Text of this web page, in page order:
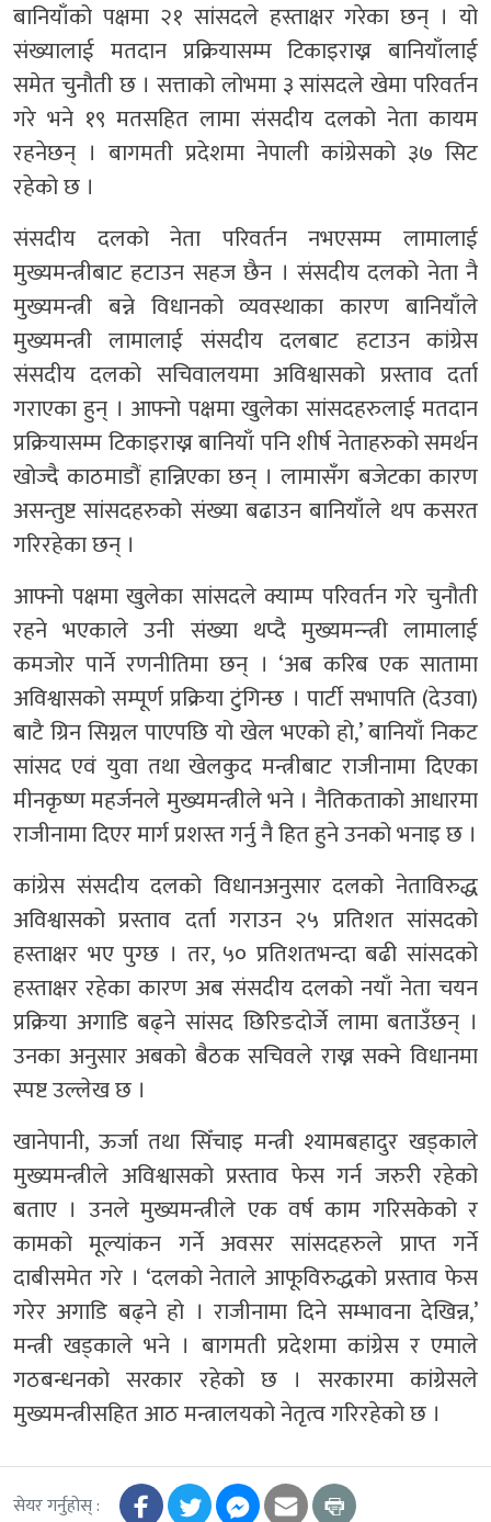
बानियाँको पक्षमा २१ सांसदले हस्ताक्षर गरेका छन् । यो
संख्यालाई मतदान प्रक्रियासम्म टिकाइराख्न बानियाँलाई
समेत चुनौती छ । सत्ताको लोभमा ३ सांसदले खेमा परिवर्तन
गरे भने १९ मतसहित लामा संसदीय दलको नेता कायम
रहनेछन् । बागमती प्रदेशमा नेपाली कांग्रेसको ३७ सिट
रहेको छ ।
संसदीय दलको नेता परिवर्तन नभएसम्म लामालाई
मुख्यमन्त्रीबाट हटाउन सहज छैन । संसदीय दलको नेता नै
मुख्यमन्त्री बन्ने विधानको व्यवस्थाका कारण बानियाँले
मुख्यमन्त्री लामालाई संसदीय दलबाट हटाउन कांग्रेस
संसदीय दलको सचिवालयमा अविश्वासको प्रस्ताव दर्ता
गराएका हुन् । आफ्नो पक्षमा खुलेका सांसदहरुलाई मतदान
प्रक्रियासम्म टिकाइराख्न बानियाँ पनि शीर्ष नेताहरुको समर्थन
खोज्दै काठमाडौं हान्निएका छन् । लामासँग बजेटका कारण
असन्तुष्ट सांसदहरुको संख्या बढाउन बानियाँले थप कसरत
गरिरहेका छन् ।
आफ्नो पक्षमा खुलेका सांसदले क्याम्प परिवर्तन गरे चुनौती
रहने भएकाले उनी संख्या थप्दै मुख्यमन्न्त्री लामालाई
कमजोर पार्ने रणनीतिमा छन् । ‘अब करिब एक सातामा
अविश्वासको सम्पूर्ण प्रक्रिया टुंगिन्छ । पार्टी सभापति (देउवा)
बाटै ग्रिन सिग्नल पाएपछि यो खेल भएको हो,’ बानियाँ निकट
सांसद एवं युवा तथा खेलकुद मन्त्रीबाट राजीनामा दिएका
मीनकृष्ण महर्जनले मुख्यमन्त्रीले भने । नैतिकताको आधारमा
राजीनामा दिएर मार्ग प्रशस्त गर्नु नै हित हुने उनको भनाइ छ ।
कांग्रेस संसदीय दलको विधानअनुसार दलको नेताविरुद्ध
अविश्वासको प्रस्ताव दर्ता गराउन २५ प्रतिशत सांसदको
हस्ताक्षर भए पुग्छ । तर, ५० प्रतिशतभन्दा बढी सांसदको
हस्ताक्षर रहेका कारण अब संसदीय दलको नयाँ नेता चयन
प्रक्रिया अगाडि बढ्ने सांसद छिरिङदोर्जे लामा बताउँछन् ।
उनका अनुसार अबको बैठक सचिवले राख्न सक्ने विधानमा
स्पष्ट उल्लेख छ ।
खानेपानी, ऊर्जा तथा सिँचाइ मन्त्री श्यामबहादुर खड्काले
मुख्यमन्त्रीले अविश्वासको प्रस्ताव फेस गर्न जरुरी रहेको
बताए । उनले मुख्यमन्त्रीले एक वर्ष काम गरिसकेको र
कामको मूल्यांकन गर्ने अवसर सांसदहरुले प्राप्त गर्ने
दाबीसमेत गरे । ‘दलको नेताले आफूविरुद्धको प्रस्ताव फेस
गरेर अगाडि बढ्ने हो । राजीनामा दिने सम्भावना देखिन्न,’
मन्त्री खड्काले भने । बागमती प्रदेशमा कांग्रेस र एमाले
गठबन्धनको सरकार रहेको छ । सरकारमा कांग्रेसले
मुख्यमन्त्रीसहित आठ मन्त्रालयको नेतृत्व गरिरहेको छ ।
सेयर गर्नुहोस् :